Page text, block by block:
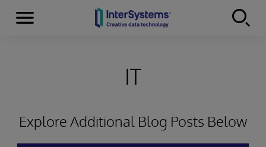
Skip to content
Menu
IT
Explore Additional Blog Posts Below